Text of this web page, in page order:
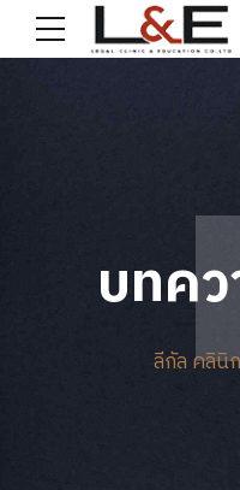
บทค
ลีกัล คลินิ